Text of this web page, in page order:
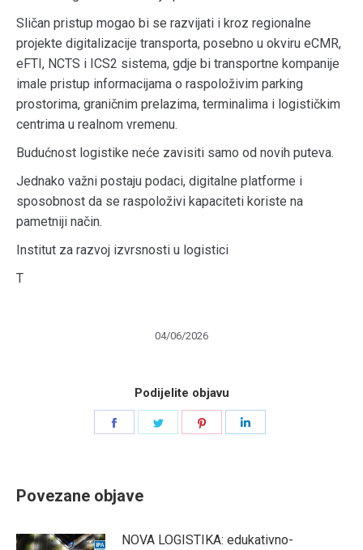
Sličan pristup mogao bi se razvijati i kroz regionalne
projekte digitalizacije transporta, posebno u okviru eCMR,
eFTI, NCTS i ICS2 sistema, gdje bi transportne kompanije
imale pristup informacijama o raspoloživim parking
prostorima, graničnim prelazima, terminalima i logističkim
centrima u realnom vremenu.
Budućnost logistike neće zavisiti samo od novih puteva.
Jednako važni postaju podaci, digitalne platforme i
sposobnost da se raspoloživi kapaciteti koriste na
pametniji način.
Institut za razvoj izvrsnosti u logistici
T
04/06/2026
Podijelite objavu
Povezane objave
NOVA LOGISTIKA: edukativno-